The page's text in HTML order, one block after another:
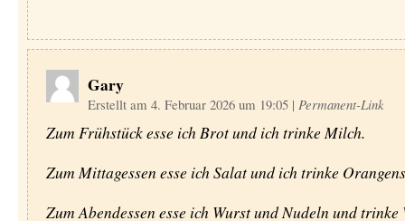
Gary
Erstellt am 4. Februar 2026 um 19:05 | Permanent-Link
Zum Frühstück esse ich Brot und ich trinke Milch.
Zum Mittagessen esse ich Salat und ich trinke
Zum Abendessen esse ich Wurst und Nudeln und trinke